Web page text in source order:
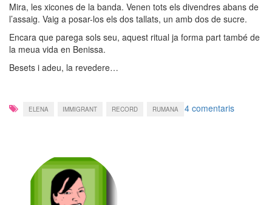
Mira, les xicones de la banda. Venen tots els divendres abans de
l’assaig. Vaig a posar-los els dos tallats, un amb dos de sucre.
Encara que parega sols seu, aquest ritual ja forma part també de
la meua vida en Benissa.
Besets i adeu, la revedere…
ELENA IMMIGRANT RECORD RUMANA 4 comentarisa